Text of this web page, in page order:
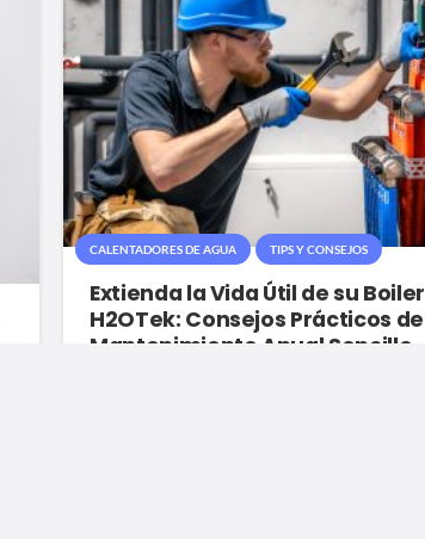
CALENTADORES DE AGUA TIPS Y CONSEJOS
Extienda la Vida Útil de su Boiler
H2OTek: Consejos Prácticos de
Mantenimiento Anual Sencillo